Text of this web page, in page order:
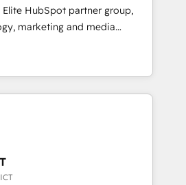
leaders:
Migration Impact Award 🏆
the Year 🏆 Gold AVA Digital
🌟 Accreditations: CRM
Elite HubSpot partner group,
marketing and media
America and Southern
7 countries. Born in Chile,
with international reach to
through technology, creativity,
building end-to-
CRM, AI automation,
content, and digital
team works in Spanish,